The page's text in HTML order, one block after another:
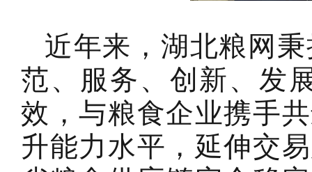
近年来，湖北粮网
范、服务、创新、发
效，与粮食企业携手
升能力水平，延伸交